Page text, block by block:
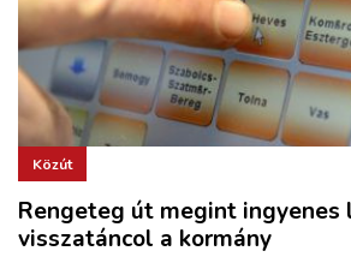
Közút
Rengeteg út megint ingyenes
visszatáncol a kormány